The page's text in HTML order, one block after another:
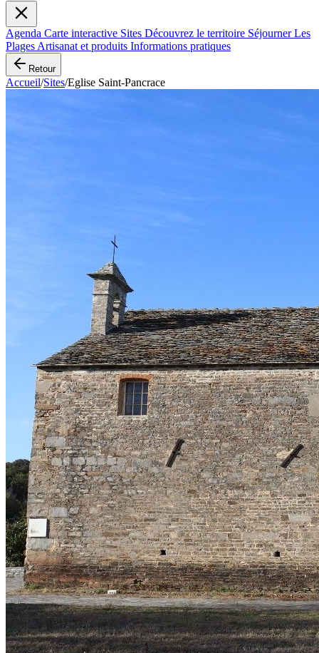
Agenda Carte interactive Sites Découvrez le territoire SéjournerLes
Plages Artisanat et produits Informations pratiques
Retour
Accueil/Sites/Eglise Saint-Pancrace